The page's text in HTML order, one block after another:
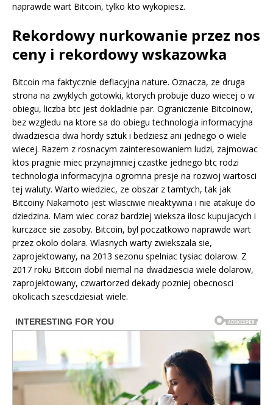
naprawde wart Bitcoin, tylko kto wykopiesz.
Rekordowy nurkowanie przez nos
ceny i rekordowy wskazowka
Bitcoin ma faktycznie deflacyjna nature. Oznacza, ze druga
strona na zwyklych gotowki, ktorych probuje duzo wiecej o w
obiegu, liczba btc jest dokladnie par. Ograniczenie Bitcoinow,
bez wzgledu na ktore sa do obiegu technologia informacyjna
dwadziescia dwa hordy sztuk i bedziesz ani jednego o wiele
wiecej. Razem z rosnacym zainteresowaniem ludzi, zajmowac
ktos pragnie miec przynajmniej czastke jednego btc rodzi
technologia informacyjna ogromna presje na rozwoj wartosci
tej waluty. Warto wiedziec, ze obszar z tamtych, tak jak
Bitcoiny Nakamoto jest wlasciwie nieaktywna i nie atakuje do
dziedzina. Mam wiec coraz bardziej wieksza ilosc kupujacych i
kurczace sie zasoby. Bitcoin, byl poczatkowo naprawde wart
przez okolo dolara. Wlasnych warty zwiekszala sie,
zaprojektowany, na 2013 sezonu spelniac tysiac dolarow. Z
2017 roku Bitcoin dobil niemal na dwadziescia wiele dolarow,
zaprojektowany, czwartorzed dekady pozniej obecnosci
okolicach szescdziesiat wiele.